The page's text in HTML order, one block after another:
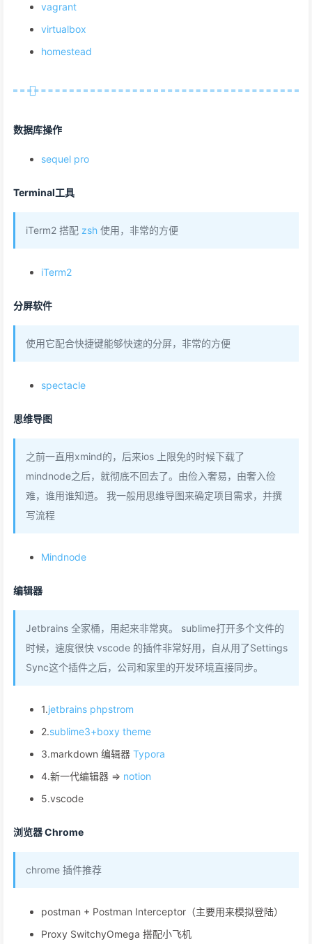
vagrant
virtualbox
homestead
数据库操作
sequel pro
Terminal工具
iTerm2 搭配 zsh 使用，非常的方便
iTerm2
分屏软件
使用它配合快捷键能够快速的分屏，非常的方便
spectacle
思维导图
之前一直用xmind的，后来ios 上限免的时候下载了
mindnode之后，就彻底不回去了。由俭入奢易，由奢入俭
难，谁用谁知道。 我一般用思维导图来确定项目需求，并撰
写流程
Mindnode
编辑器
Jetbrains 全家桶，用起来非常爽。 sublime打开多个文件的
时候，速度很快 vscode 的插件非常好用，自从用了Settings
Sync这个插件之后，公司和家里的开发环境直接同步。
1.jetbrains phpstrom
2.sublime3+boxy theme
3.markdown 编辑器 Typora
4.新一代编辑器 => notion
5.vscode
浏览器 Chrome
chrome 插件推荐
postman + Postman Interceptor（主要用来模拟登陆）
Proxy SwitchyOmega 搭配小飞机